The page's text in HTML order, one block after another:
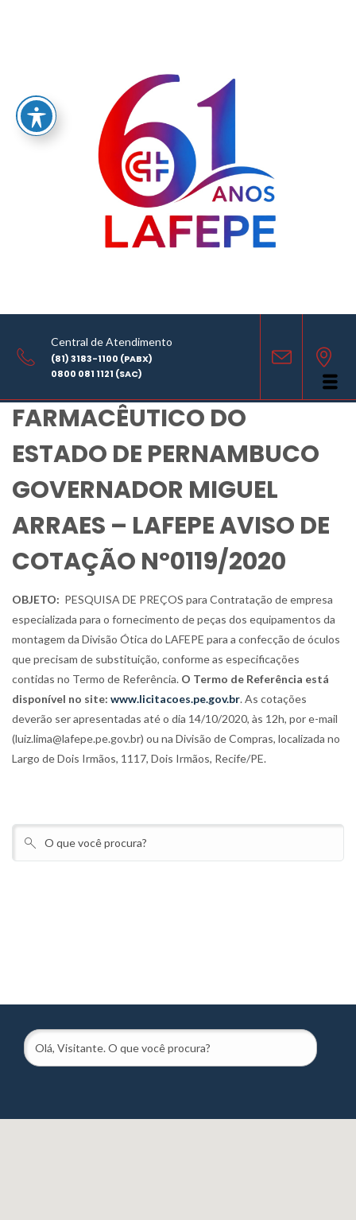
Central de Atendimento
(81) 3183-1100 (PABX)
0800 081 1121 (SAC)
LABORATÓRIO FARMACÊUTICO DO ESTADO DE PERNAMBUCO
GOVERNADOR MIGUEL ARRAES - LAFEPE AVISO DE COTAÇÃO Nº0119/2020
COMPARTILHE
LABORATÓRIO
FARMACÊUTICO DO
ESTADO DE PERNAMBUCO
GOVERNADOR MIGUEL
ARRAES – LAFEPE AVISO DE
COTAÇÃO Nº0119/2020
OBJETO: PESQUISA DE PREÇOS para Contratação de empresa
especializada para o fornecimento de peças dos equipamentos da
montagem da Divisão Ótica do LAFEPE para a confecção de óculos
que precisam de substituição, conforme as especificações
contidas no Termo de Referência. O Termo de Referência está
disponível no site: www.licitacoes.pe.gov.br. As cotações
deverão ser apresentadas até o dia 14/10/2020, às 12h, por e-mail
(luiz.lima@lafepe.pe.gov.br) ou na Divisão de Compras, localizada no
Largo de Dois Irmãos, 1117, Dois Irmãos, Recife/PE.